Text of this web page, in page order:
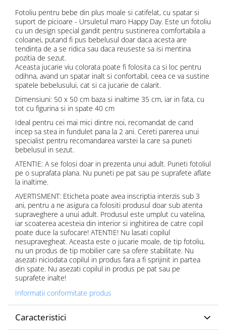
Fotoliu pentru bebe din plus moale si catifelat, cu spatar si
suport de picioare - Ursuletul maro Happy Day. Este un fotoliu
cu un design special gandit pentru sustinerea comfortabila a
coloanei, putand fi pus bebelusul doar daca acesta are
tendinta de a se ridica sau daca reuseste sa isi mentina
pozitia de sezut.
Aceasta jucarie viu colorata poate fi folosita ca si loc pentru
odihna, avand un spatar inalt si confortabil, ceea ce va sustine
spatele bebelusului, cat si ca jucarie de calarit.
Dimensiuni: 50 x 50 cm baza si inaltime 35 cm, iar in fata, cu
tot cu figurina si in spate 40 cm
Ideal pentru cei mai mici dintre noi, recomandat de cand
incep sa stea in fundulet pana la 2 ani. Cereti parerea unui
specialist pentru recomandarea varstei la care sa puneti
bebelusul in sezut.
ATENTIE: A se folosi doar in prezenta unui adult. Puneti fotoliul
pe o suprafata plana. Nu puneti pe pat sau pe suprafete aflate
la inaltime.
AVERTISMENT: Eticheta poate avea inscriptia interzis sub 3
ani, pentru a ne asigura ca folositi produsul doar sub atenta
supraveghere a unui adult. Produsul este umplut cu vatelina,
iar scoaterea acesteia din interior si inghitirea de catre copil
poate duce la sufocare! ATENTIE! Nu lasati copilul
nesupravegheat. Aceasta este o jucarie moale, de tip fotoliu,
nu un produs de tip mobilier care sa ofere stabilitate. Nu
asezati niciodata copilul in produs fara a fi sprijinit in partea
din spate. Nu asezati copilul in produs pe pat sau pe
suprafete inalte!
Informatii conformitate produs
Caracteristici